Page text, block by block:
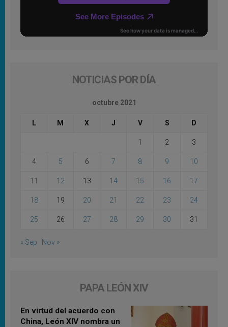
NOTICIAS POR DÍA
octubre 2021
L M X J V S D
1 2 3
4 5 6 7 8 9 10
11 12 13 14 15 16 17
18 19 20 21 22 23 24
25 26 27 28 29 30 31
« Sep Nov »
PAPA LEÓN XIV
En virtud del acuerdo con
China, León XIV nombra un